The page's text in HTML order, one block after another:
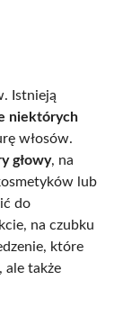
Istnieją
niektórych
włosów.
głowy, na
lub
do
na czubku
które
ale także